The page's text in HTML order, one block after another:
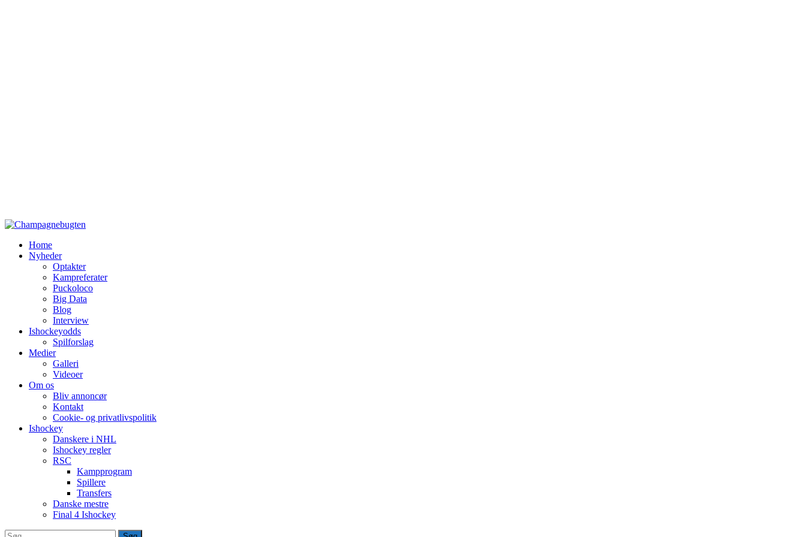
Home
Nyheder
Optakter
Kampreferater
Puckoloco
Big Data
Blog
Interview
Ishockeyodds
Spilforslag
Medier
Galleri
Videoer
Om os
Bliv annoncør
Kontakt
Cookie- og privatlivspolitik
Ishockey
Danskere i NHL
Ishockey regler
RSC
Kampprogram
Spillere
Transfers
Danske mestre
Final 4 Ishockey
Søg